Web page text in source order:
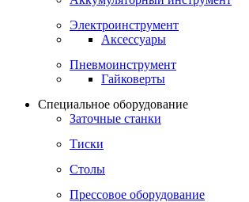
Электроинструмент
Аксессуары
Пневмоинструмент
Гайковерты
Специальное оборудование
Заточные станки
Тиски
Столы
Прессовое оборудование